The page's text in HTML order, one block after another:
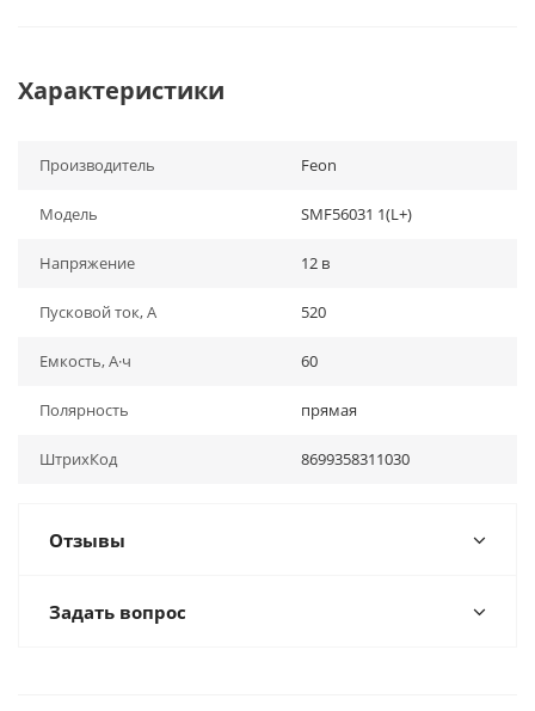
Характеристики
Производитель Feon
Модель SMF56031 1(L+)
Напряжение 12 в
Пусковой ток, А 520
Емкость, А·ч 60
Полярность прямая
ШтрихКод 8699358311030
Отзывы
Задать вопрос